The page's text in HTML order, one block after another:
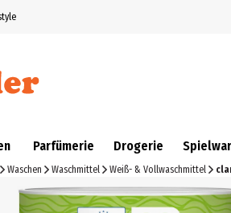
Parfümerie Drogerie
Waschen Waschmittel Weiß- & Vollwaschmittel